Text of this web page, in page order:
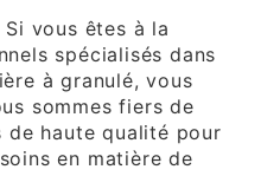
vous êtes à la
spécialisés dans
à granulé, vous
sommes fiers de
haute qualité pour
en matière de